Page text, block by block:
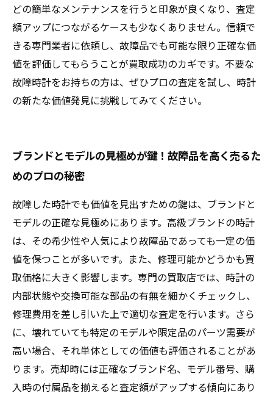
どの簡単なメンテナンスを行うと印象が良くなり、査定
額アップにつながるケースも少なくありません。信頼で
きる専門業者に依頼し、故障品でも可能な限り正確な価
値を評価してもらうことが買取成功のカギです。不要な
故障時計をお持ちの方は、ぜひプロの査定を試し、時計
の新たな価値発見に挑戦してみてください。
ブランドとモデルの見極めが鍵！故障品を高く売るた
めのプロの秘密
故障した時計でも価値を見出すための鍵は、ブランドと
モデルの正確な見極めにあります。高級ブランドの時計
は、その希少性や人気により故障品であっても一定の価
値を保つことが多いです。また、修理可能かどうかも買
取価格に大きく影響します。専門の買取店では、時計の
内部状態や交換可能な部品の有無を細かくチェックし、
修理費用を差し引いた上で適切な査定を行います。さら
に、壊れていても特定のモデルや限定品のパーツ需要が
高い場合、それ単体としての価値も評価されることがあ
ります。売却時には正確なブランド名、モデル番号、購
入時の付属品を揃えると査定額がアップする傾向にあり